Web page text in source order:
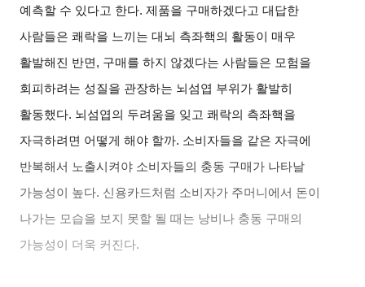
예측할 수 있다고 한다.제품을 구매하겠다고 대답한
사람들은 쾌락을 느끼는 대뇌 측좌핵의 활동이 매우
활발해진 반면 , 구매를 하지 않겠다는 사람들은 모험을
회피하려는 성질을 관장하는 뇌섬엽 부위가 활발히
활동했다. 뇌섬엽의 두려움을 잊고 쾌락의 측좌핵을
자극하려면 어떻게 해야 할까. 소비자들을 같은 자극에
반복해서 노출시켜야 소비자들의 충동 구매가 나타날
가능성이 높다. 신용카드처럼 소비자가 주머니에서 돈이
나가는 모습을 보지 못할 될 때는 낭비나 충동 구매의
가능성이 더욱 커진다.